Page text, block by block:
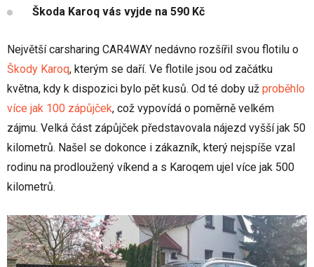
Škoda Karoq vás vyjde na 590 Kč
Největší carsharing CAR4WAY nedávno rozšířil svou flotilu o
Škody Karoq, kterým se daří. Ve flotile jsou od začátku
května, kdy k dispozici bylo pět kusů. Od té doby už proběhlo
více jak 100 zápůjček, což vypovídá o poměrně velkém
zájmu. Velká část zápůjček představovala nájezd vyšší jak 50
kilometrů. Našel se dokonce i zákazník, který nejspíše vzal
rodinu na prodloužený víkend a s Karoqem ujel více jak 500
kilometrů.